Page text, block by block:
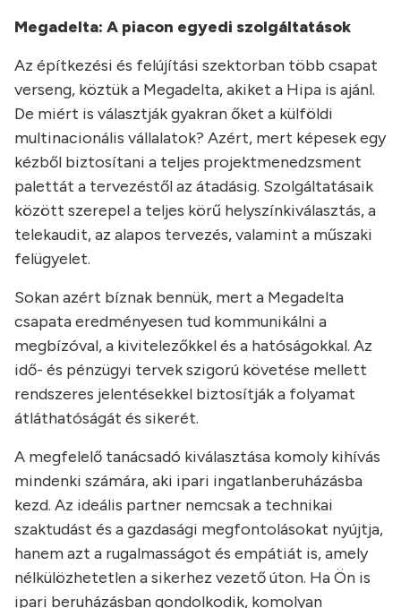
Megadelta: A piacon egyedi szolgáltatások
Az építkezési és felújítási szektorban több csapat
verseng, köztük a Megadelta, akiket a Hipa is ajánl.
De miért is választják gyakran őket a külföldi
multinacionális vállalatok? Azért, mert képesek egy
kézből biztosítani a teljes projektmenedzsment
palettát a tervezéstől az átadásig. Szolgáltatásaik
között szerepel a teljes körű helyszínkiválasztás, a
telekaudit, az alapos tervezés, valamint a műszaki
felügyelet.
Sokan azért bíznak bennük, mert a Megadelta
csapata eredményesen tud kommunikálni a
megbízóval, a kivitelezőkkel és a hatóságokkal. Az
idő- és pénzügyi tervek szigorú követése mellett
rendszeres jelentésekkel biztosítják a folyamat
átláthatóságát és sikerét.
A megfelelő tanácsadó kiválasztása komoly kihívás
mindenki számára, aki ipari ingatlanberuházásba
kezd. Az ideális partner nemcsak a technikai
szaktudást és a gazdasági megfontolásokat nyújtja,
hanem azt a rugalmasságot és empátiát is, amely
nélkülözhetetlen a sikerhez vezető úton. Ha Ön is
ipari beruházásban gondolkodik, komolyan